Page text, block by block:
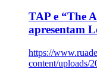
TAP e “The
apresentam
https://
content/uploads/